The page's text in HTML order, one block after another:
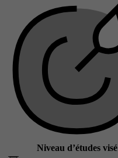
Niveau d’études visé